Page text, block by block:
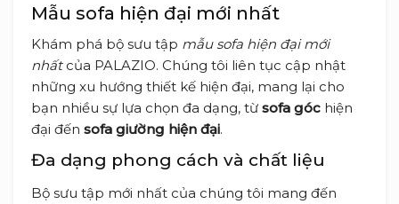
Mẫu sofa hiện đại mới nhất
Khám phá bộ sưu tập mẫu sofa hiện đại mới
nhấtcủa PALAZIO. Chúng tôi liên tục cập nhật
những xu hướng thiết kế hiện đại, mang lại cho
bạn nhiều sự lựa chọn đa dạng, từ sofa góc hiện
đại đến sofa giường hiện đại.
Đa dạng phong cách và chất liệu
Bộ sưu tập mới nhất của chúng tôi mang đến